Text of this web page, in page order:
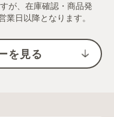
が、在庫確認・商品発
業日以降となります。
を見る